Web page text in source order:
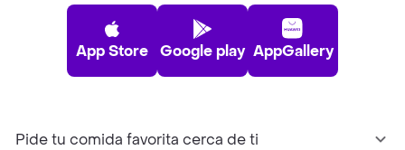
App Store Google play AppGallery
Pide tu comida favorita cerca de ti